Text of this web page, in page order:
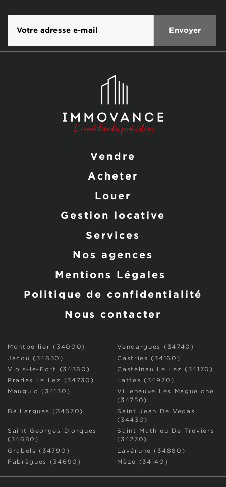
Vendre
Acheter
Louer
Gestion locative
Services
Nos agences
Mentions Légales
Politique de confidentialité
Nous contacter
Montpellier (34000)
Vendargues (34740)
Jacou (34830)
Castries (34160)
Viols-le-Fort (34380)
Castelnau Le Lez (34170)
Prades Le Lez (34730)
Lattes (34970)
Mauguio (34130)
Villeneuve Les Maguelone
(34750)
Baillargues (34670)
Saint Jean De Vedas
(34430)
Saint Georges D’orques
(34680)
Saint Mathieu De Treviers
(34270)
Grabels (34790)
Lavérune (34880)
Fabrègues (34690)
Mèze (34140)